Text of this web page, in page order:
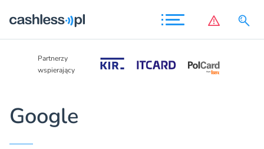
Partnerzy
wspierający
Google